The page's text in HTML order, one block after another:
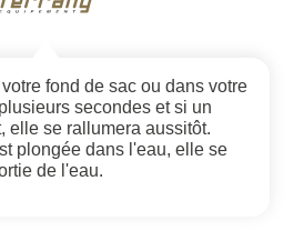
fond de sac ou dans votre
secondes et si un
elle se rallumera aussitôt.
plongée dans l'eau, elle se
de l'eau.